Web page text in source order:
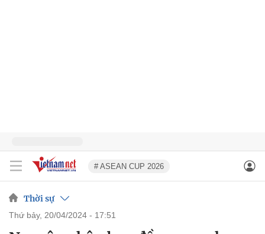
# ASEAN CUP 2026
Thời sự
thứ bảy, 20/04/2024 - 17:51